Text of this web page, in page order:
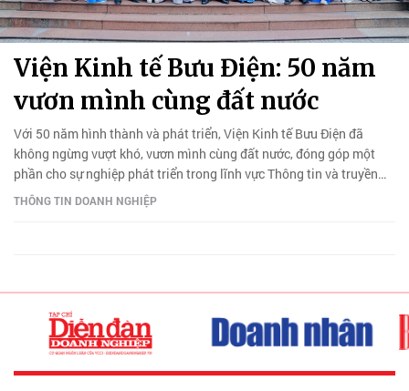
Viện Kinh tế Bưu Điện: 50 năm
vươn mình cùng đất nước
Với 50 năm hình thành và phát triển, Viện Kinh tế Bưu Điện đã
không ngừng vượt khó, vươn mình cùng đất nước, đóng góp một
phần cho sự nghiệp phát triển trong lĩnh vực Thông tin và truyền
thông.
THÔNG TIN DOANH NGHIỆP